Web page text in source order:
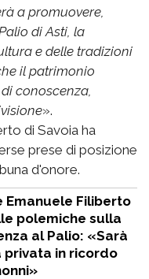
a promuovere,
di Asti, la
e delle tradizioni
il patrimonio
conoscenza,
».
di Savoia ha
prese di posizione
d'onore.
Emanuele Filiberto
polemiche sulla
al Palio: «Sarà
privata in ricordo